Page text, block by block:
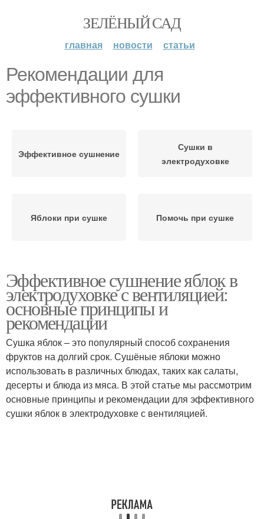
ЗЕЛЁНЫЙ САД
главная новости статьи
Рекомендации для
эффективного сушки
Эффективное сушнение
Сушки в
электродуховке
Яблоки при сушке Помочь при сушке
Эффективное сушнение яблок в
электродуховке с вентиляцией:
основные принципы и
рекомендации
Сушка яблок – это популярный способ сохранения
фруктов на долгий срок. Сушёные яблоки можно
использовать в различных блюдах, таких как салаты,
десерты и блюда из мяса. В этой статье мы рассмотрим
основные принципы и рекомендации для эффективного
сушки яблок в электродуховке с вентиляцией.